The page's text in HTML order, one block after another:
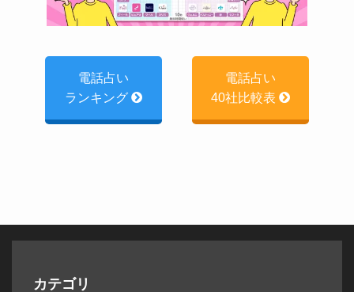
電話占い
ランキング
電話占い
40社比較表
カテゴリ